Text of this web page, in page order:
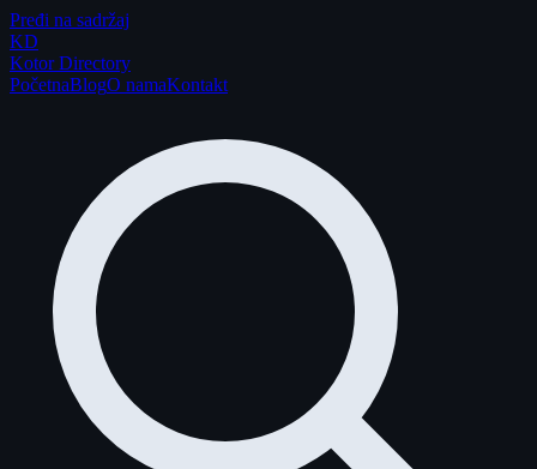
Pređi na sadržaj
KD
Kotor Directory
PočetnaBlogO namaKontakt